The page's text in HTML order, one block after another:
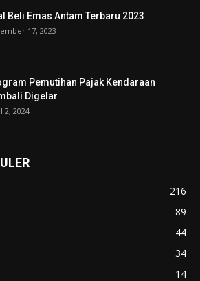
Beli Emas Antam Terbaru 2023
17, 2023
Pemutihan Pajak Kendaraan
Digelar
2, 2024
216
89
44
34
14